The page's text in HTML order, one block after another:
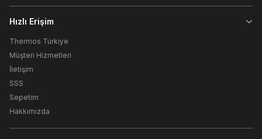
Hızlı Erişim
Thermos Türkiye
Müşteri Hizmetleri
İletişim
SSS
Sepetim
Hakkımızda